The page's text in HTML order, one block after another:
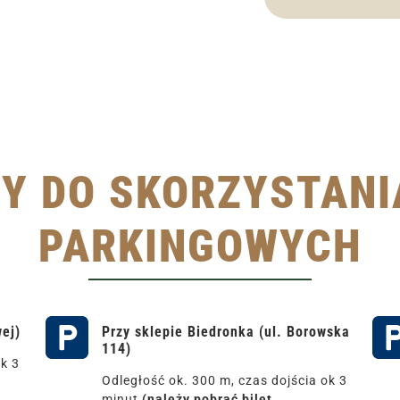
DO
PARKINGOWYCH
3
Przy sklepie Biedronka (ul. Borowska
114)
Odległość ok. 300 m, czas dojścia ok 3